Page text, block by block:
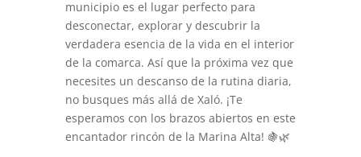
municipio es el lugar perfecto para
desconectar, explorar y descubrir la
verdadera esencia de la vida en el interior
de la comarca. Así que la próxima vez que
necesites un descanso de la rutina diaria,
no busques más allá de Xaló. ¡Te
esperamos con los brazos abiertos en este
encantador rincón de la Marina Alta! 🍇🌿